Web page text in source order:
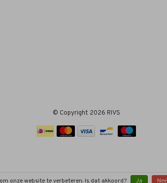
© Copyright 2026 RIVS
onze website te verbeteren. Is dat akkoord? Ja Nee